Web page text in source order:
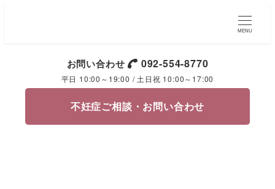
MENU
お問い合わせ 092-554-8770
平日 10:00～19:00 / 土日祝 10:00～17:00
不妊症ご相談・お問い合わせ